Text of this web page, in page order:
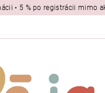
• 5 % po registrácii mimo